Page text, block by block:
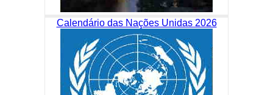
Calendário das Nações Unidas 2026